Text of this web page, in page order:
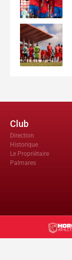
Club
Direction
Historique
Le Propriètaire
Palmares